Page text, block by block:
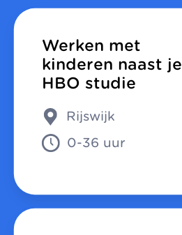
Werken met
kinderen naast je
HBO studie
Rijswijk
0-36 uur